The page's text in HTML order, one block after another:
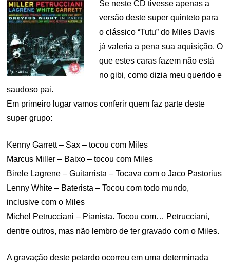
Se neste CD tivesse apenas a
versão deste super quinteto para
o clássico “Tutu” do Miles Davis
já valeria a pena sua aquisição. O
que estes caras fazem não está
no gibi, como dizia meu querido e
saudoso pai.
Em primeiro lugar vamos conferir quem faz parte deste
super grupo:
Kenny Garrett – Sax – tocou com Miles
Marcus Miller – Baixo – tocou com Miles
Birele Lagrene – Guitarrista – Tocava com o Jaco Pastorius
Lenny White – Baterista – Tocou com todo mundo,
inclusive com o Miles
Michel Petrucciani – Pianista. Tocou com… Petrucciani,
dentre outros, mas não lembro de ter gravado com o Miles.
A gravação deste petardo ocorreu em uma determinada